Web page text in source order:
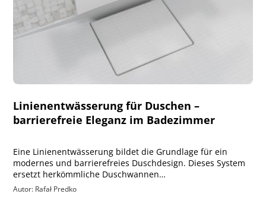
Linienentwässerung für Duschen –
barrierefreie Eleganz im Badezimmer
Eine Linienentwässerung bildet die Grundlage für ein
modernes und barrierefreies Duschdesign. Dieses System
ersetzt herkömmliche Duschwannen…
Autor: Rafał Predko